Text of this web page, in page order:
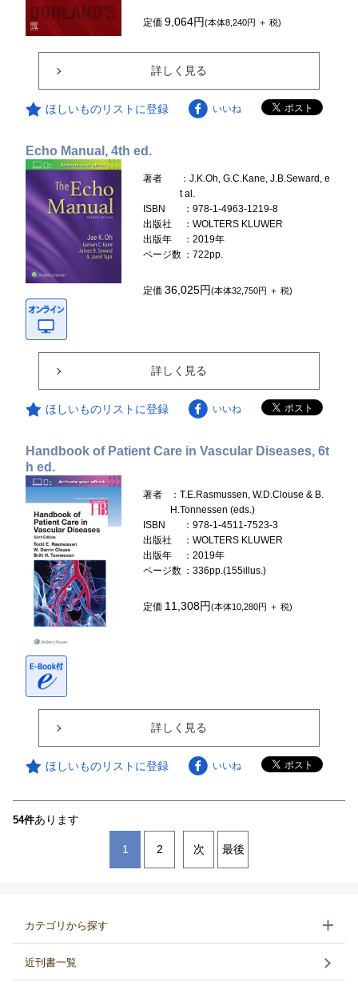
定価9,064円(本体8,240円 ＋ 税)
詳しく見る
ほしいものリストに登録 いいね
Echo Manual, 4th ed.
著者
：J.K.Oh, G.C.Kane, J.B.Seward, e
t al.
ISBN
：978-1-4963-1219-8
出版社
：WOLTERS KLUWER
出版年
：2019年
ページ数 ：722pp.
定価36,025円(本体32,750円 ＋ 税)
詳しく見る
ほしいものリストに登録 いいね
Handbook of Patient Care in Vascular Diseases, 6t
h ed.
著者
：T.E.Rasmussen, W.D.Clouse & B.
H.Tonnessen (eds.)
ISBN
：978-1-4511-7523-3
出版社
：WOLTERS KLUWER
出版年
：2019年
ページ数 ：336pp.(155illus.)
定価 11,308円(本体10,280円 ＋ 税)
詳しく見る
ほしいものリストに登録 いいね
54件あります
1 2 次 最後
カテゴリから探す
近刊書一覧